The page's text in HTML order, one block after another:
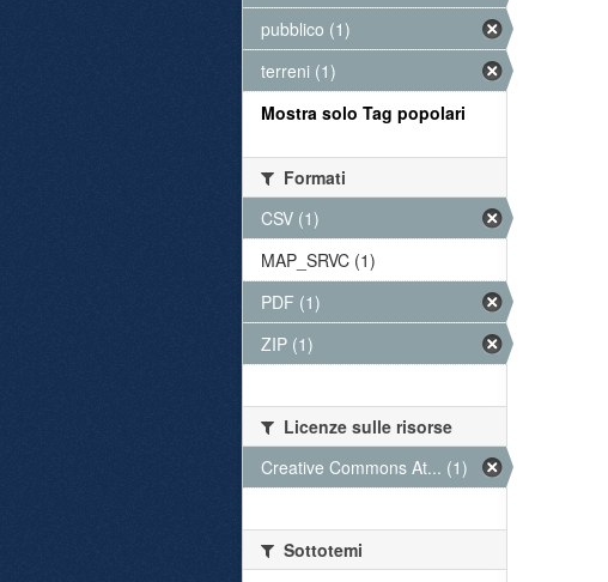
pubblico (1)
terreni (1)
Mostra solo Tag popolari
Formati
CSV (1)
MAP_SRVC (1)
PDF (1)
ZIP (1)
Licenze sulle risorse
Creative Commons At... (1)
Sottotemi